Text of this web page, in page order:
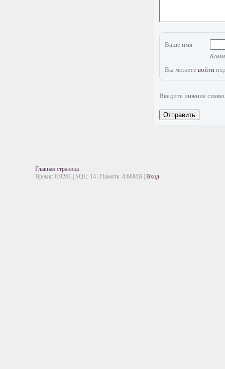
Ваше имя
Вы можете войти
Введите нижние
Отправить
Главная страница
Время: 0.9261 | SQL: 14 | Память: 4.68MB Вход